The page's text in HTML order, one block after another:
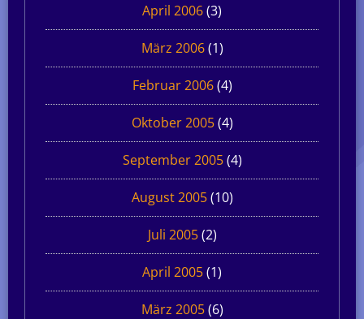
April 2006(3)
März 2006(1)
Februar 2006(4)
Oktober 2005(4)
September 2005(4)
August 2005(10)
Juli 2005(2)
April 2005(1)
März 2005(6)